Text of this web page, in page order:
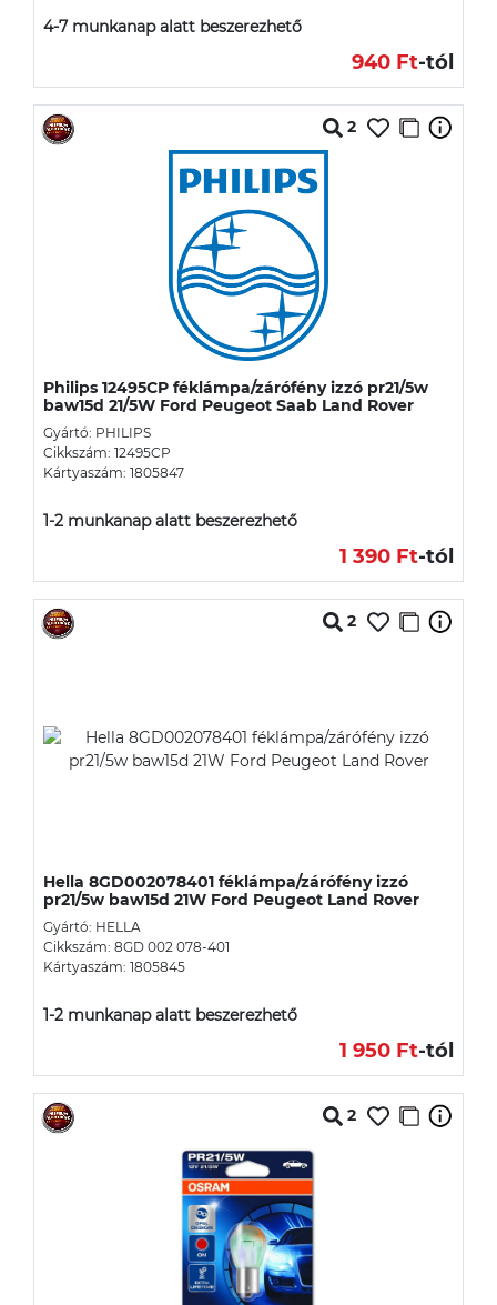
4-7 munkanap alatt beszerezhető
940 Ft-tól
2
Philips 12495CP féklámpa/zárófény izzó pr21/5w
baw15d 21/5W Ford Peugeot Saab Land Rover
Gyártó: PHILIPS
Cikkszám: 12495CP
Kártyaszám: 1805847
1-2 munkanap alatt beszerezhető
1 390 Ft-tól
2
Hella 8GD002078401 féklámpa/zárófény izzó
pr21/5w baw15d 21W Ford Peugeot Land Rover
Gyártó: HELLA
Cikkszám: 8GD 002 078-401
Kártyaszám: 1805845
1-2 munkanap alatt beszerezhető
1 950 Ft-tól
2